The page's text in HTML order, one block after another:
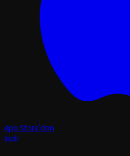
App Store'dan
İndir